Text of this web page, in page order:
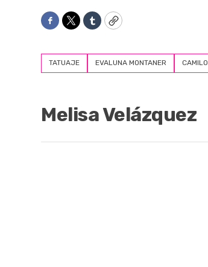
Facebook
TwitterTumblrCopy
TATUAJE EVALUNA MONTANER CAMILO
Melisa Velázquez